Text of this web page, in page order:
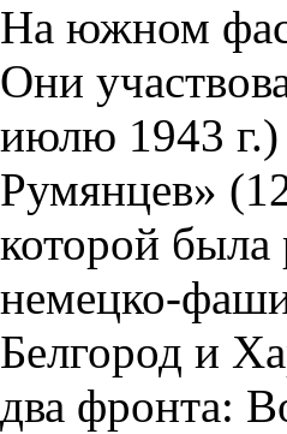
На южном
Они
июлю 1943 г.)
Румянцев»
которой была
немецко-
Белгород и
два фронта: